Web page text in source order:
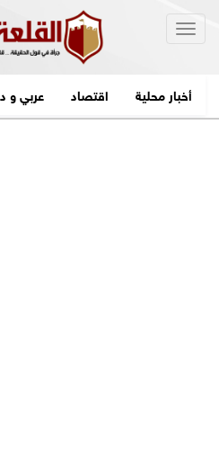
أخبار محلية اقتصاد عربي و